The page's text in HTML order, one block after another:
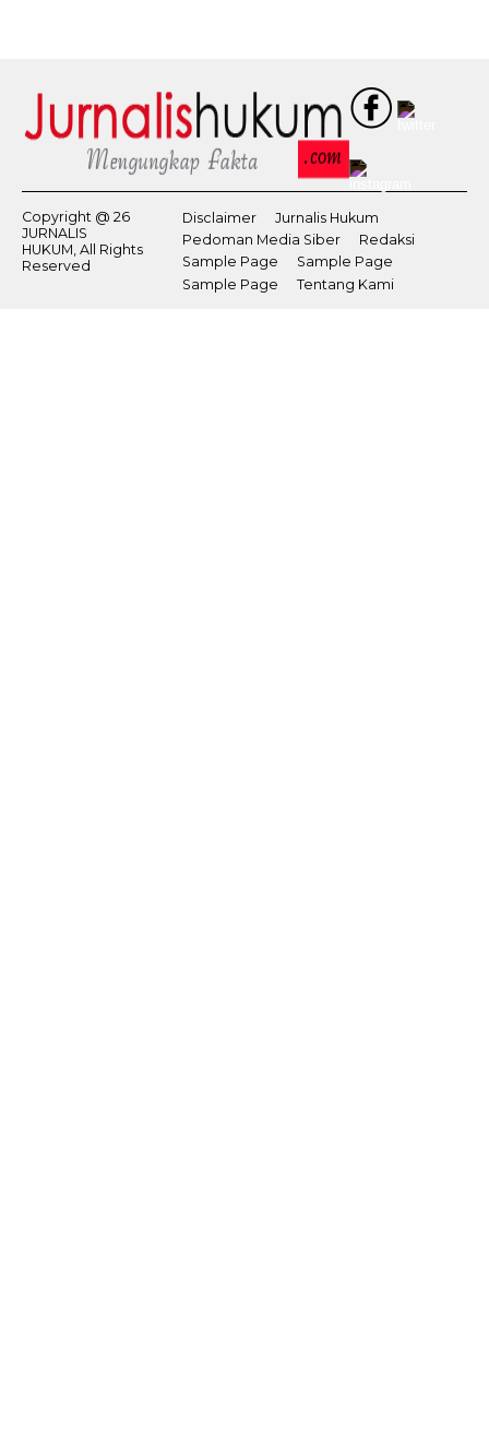
Copyright @ 26
JURNALIS
HUKUM, All Rights
Reserved
Disclaimer
Jurnalis Hukum
Pedoman Media Siber
Redaksi
Sample Page
Sample Page
Sample Page
Tentang Kami